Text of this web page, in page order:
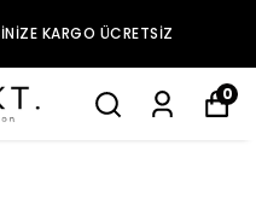
KARGO ÜCRETSIZ
0